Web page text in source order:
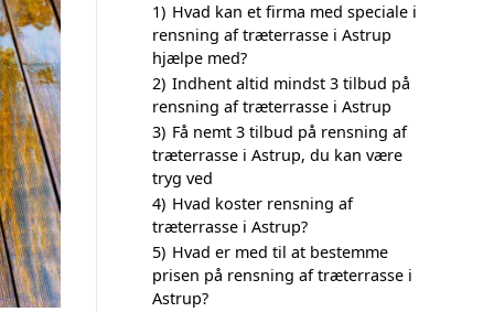
1) Hvad kan et firma med speciale i
rensning af træterrasse i Astrup
hjælpe med?
2) Indhent altid mindst 3 tilbud på
rensning af træterrasse i Astrup
3) Få nemt 3 tilbud på rensning af
træterrasse i Astrup, du kan være
tryg ved
4) Hvad koster rensning af
træterrasse i Astrup?
5) Hvad er med til at bestemme
prisen på rensning af træterrasse i
Astrup?